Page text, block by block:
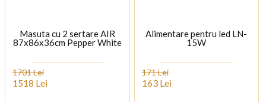
Masuta cu 2 sertare AIR
87x86x36cm Pepper White
1701 Lei
1518 Lei
Alimentare pentru led LN-
15W
171 Lei
163 Lei